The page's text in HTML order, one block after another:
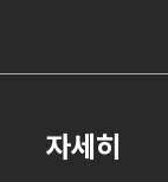
자세히